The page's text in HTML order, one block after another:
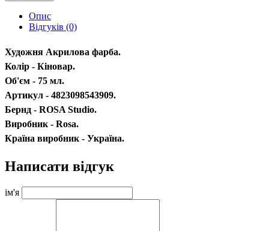
Опис
Відгуків (0)
Художня Акрилова фарба.
Колір - Кіновар.
Об'єм - 75 мл.
Артикул - 4823098543909.
Бернд - ROSA Studio.
Виробник - Rosa.
Країна виробник - Україна.
Написати відгук
ім'я